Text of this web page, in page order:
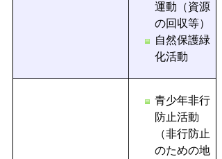
運動（資源
の回収等）
自然保護緑
化活動
青少年非行
防止活動
（非行防止
のための地